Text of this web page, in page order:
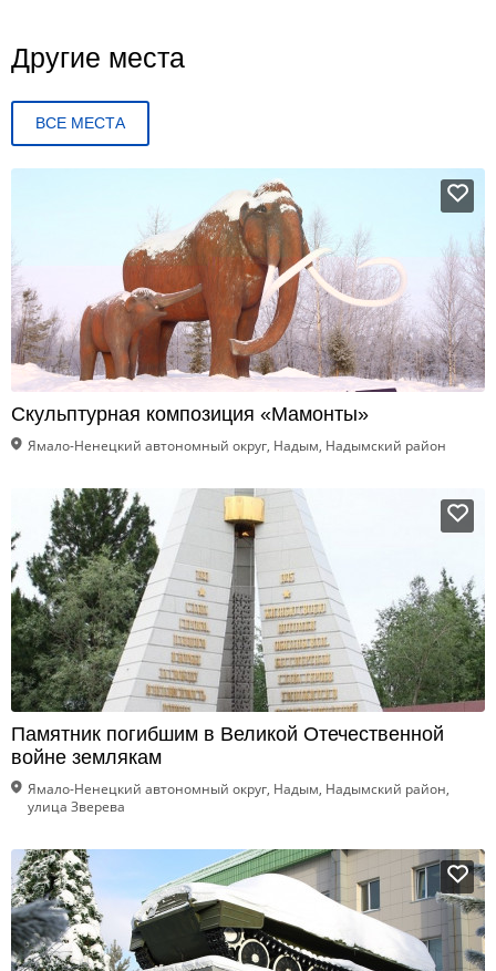
Другие места
ВСЕ МЕСТА
Скульптурная композиция «Мамонты»
Ямало-Ненецкий автономный округ, Надым, Надымский район
Памятник погибшим в Великой Отечественной
войне землякам
Ямало-Ненецкий автономный округ, Надым, Надымский район,
улица Зверева